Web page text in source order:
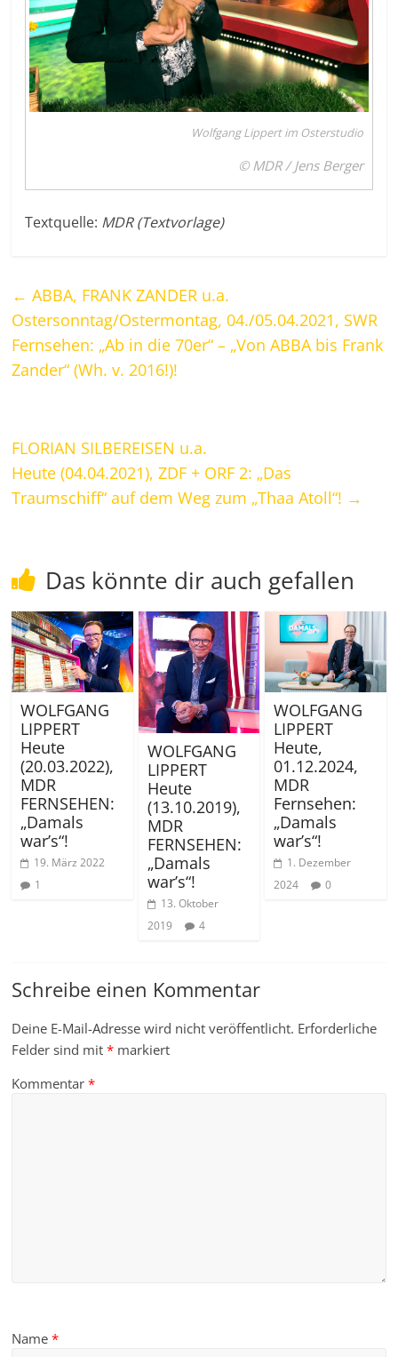
Wolfgang Lippert im Osterstudio
© MDR / Jens Berger
Textquelle: MDR (Textvorlage)
← ABBA, FRANK ZANDER u.a.
Ostersonntag/Ostermontag, 04./05.04.2021, SWR
Fernsehen: „Ab in die 70er“ – „Von ABBA bis Frank
Zander“ (Wh. v. 2016!)!
FLORIAN SILBEREISEN u.a.
Heute (04.04.2021), ZDF + ORF 2: „Das
Traumschiff“ auf dem Weg zum „Thaa Atoll“! →
Das könnte dir auch gefallen
WOLFGANG
LIPPERT
Heute
(20.03.2022),
MDR
FERNSEHEN:
„Damals
war’s“!
19. März 2022
1
WOLFGANG
LIPPERT
Heute
(13.10.2019),
MDR
FERNSEHEN:
„Damals
war’s“!
13. Oktober
2019
4
WOLFGANG
LIPPERT
Heute,
01.12.2024,
MDR
Fernsehen:
„Damals
war’s“!
1. Dezember
2024
0
Schreibe einen Kommentar
Deine E-Mail-Adresse wird nicht veröffentlicht. Erforderliche
Felder sind mit* markiert
Kommentar*
Name*